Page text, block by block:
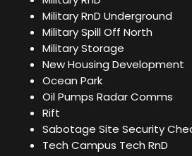
Military RnD Underground
Military Spill Off North
Military Storage
New Housing Development
Ocean Park
Oil Pumps Radar Comms
Rift
Sabotage Site Security
Tech Campus Tech RnD